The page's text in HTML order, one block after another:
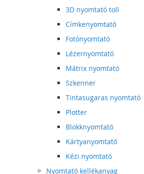
3D nyomtató toll
Címkenyomtató
Fotónyomtató
Lézernyomtató
Mátrix nyomtató
Szkenner
Tintasugaras nyomtató
Plotter
Blokknyomtató
Kártyanyomtató
Kézi nyomtató
Nyomtató kellékanyag